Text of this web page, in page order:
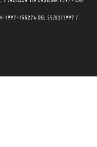
1997-155274 DEL 25/02/1997 /